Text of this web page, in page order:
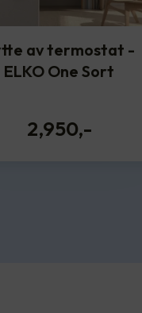
av termostat -
ELKO One Sort
2,950,-